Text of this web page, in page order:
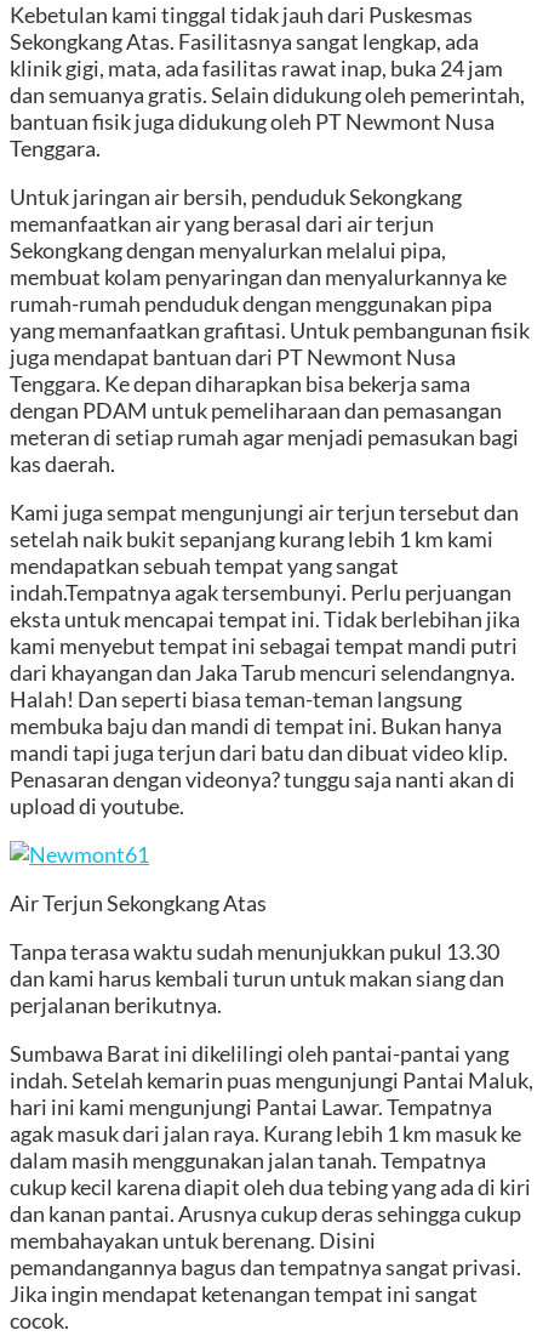
Kebetulan kami tinggal tidak jauh dari Puskesmas
Sekongkang Atas. Fasilitasnya sangat lengkap, ada
klinik gigi, mata, ada fasilitas rawat inap, buka 24 jam
dan semuanya gratis. Selain didukung oleh pemerintah,
bantuan fisik juga didukung oleh PT Newmont Nusa
Tenggara.
Untuk jaringan air bersih, penduduk Sekongkang
memanfaatkan air yang berasal dari air terjun
Sekongkang dengan menyalurkan melalui pipa,
membuat kolam penyaringan dan menyalurkannya ke
rumah-rumah penduduk dengan menggunakan pipa
yang memanfaatkan grafitasi. Untuk pembangunan fisik
juga mendapat bantuan dari PT Newmont Nusa
Tenggara. Ke depan diharapkan bisa bekerja sama
dengan PDAM untuk pemeliharaan dan pemasangan
meteran di setiap rumah agar menjadi pemasukan bagi
kas daerah.
Kami juga sempat mengunjungi air terjun tersebut dan
setelah naik bukit sepanjang kurang lebih 1 km kami
mendapatkan sebuah tempat yang sangat
indah.Tempatnya agak tersembunyi. Perlu perjuangan
eksta untuk mencapai tempat ini. Tidak berlebihan jika
kami menyebut tempat ini sebagai tempat mandi putri
dari khayangan dan Jaka Tarub mencuri selendangnya.
Halah! Dan seperti biasa teman-teman langsung
membuka baju dan mandi di tempat ini. Bukan hanya
mandi tapi juga terjun dari batu dan dibuat video klip.
Penasaran dengan videonya? tunggu saja nanti akan di
upload di youtube.
Air Terjun Sekongkang Atas
Tanpa terasa waktu sudah menunjukkan pukul 13.30
dan kami harus kembali turun untuk makan siang dan
perjalanan berikutnya.
Sumbawa Barat ini dikelilingi oleh pantai-pantai yang
indah. Setelah kemarin puas mengunjungi Pantai Maluk,
hari ini kami mengunjungi Pantai Lawar. Tempatnya
agak masuk dari jalan raya. Kurang lebih 1 km masuk ke
dalam masih menggunakan jalan tanah. Tempatnya
cukup kecil karena diapit oleh dua tebing yang ada di kiri
dan kanan pantai. Arusnya cukup deras sehingga cukup
membahayakan untuk berenang. Disini
pemandangannya bagus dan tempatnya sangat privasi.
Jika ingin mendapat ketenangan tempat ini sangat
cocok.